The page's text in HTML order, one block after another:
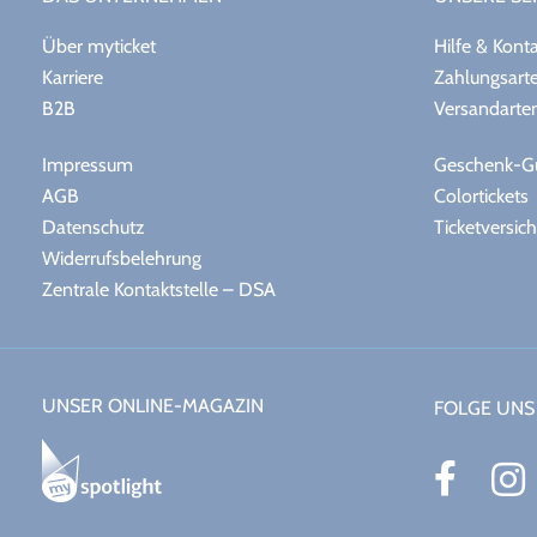
Über myticket
Karriere
B2B
Impressum
AGB
Datenschutz
Widerrufsbelehrung
Zentrale Kontaktstelle – DSA
Hilfe &
Geschenk-
Colortickets
UNSER ONLINE-MAGAZIN FOLGE UNS